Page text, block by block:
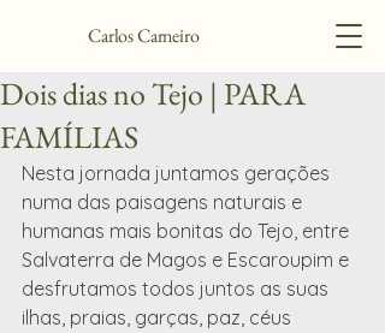
Carlos Carneiro
Dois dias no Tejo | PARA
FAMÍLIAS
Nesta jornada juntamos gerações
numa das paisagens naturais e
humanas mais bonitas do Tejo, entre
Salvaterra de Magos e Escaroupim e
desfrutamos todos juntos as suas
ilhas, praias, garças, paz, céus